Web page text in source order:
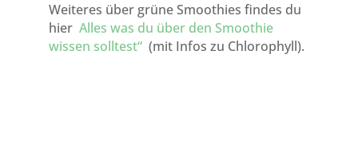
Weiteres über grüne Smoothies findes du
hier Alles was du über den Smoothie
wissen solltest“(mit Infos zu Chlorophyll).